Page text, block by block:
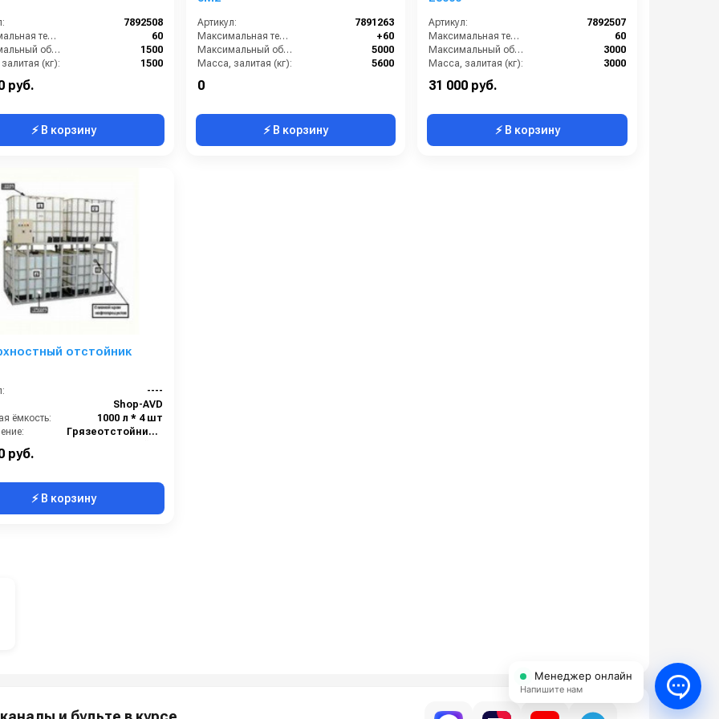
7892508
Максимальная температура жидкости (°C):
60
Максимальный объем (л):
1500
(кг):
1500
руб.
⚡ В корзину
Артикул:
7891263
Максимальная температура жидкости (°C):
+60
Максимальный объем (л):
5000
Масса, залитая (кг):
5600
0
⚡ В корзину
Артикул:
7892507
Максимальная температура жидкости (°C):
60
Максимальный объем (л):
3000
Масса, залитая (кг):
3000
31 000 руб.
⚡ В корзину
отстойник
----
Shop-AVD
ёмкость:
1000 л * 4 шт
Грязеотстойник отстойник для автомойки
руб.
⚡ В корзину
Менеджер онлайн
Напишите нам